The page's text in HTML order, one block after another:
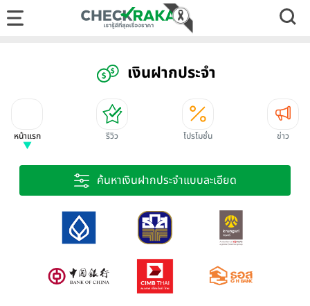
เงินฝากประจำ
หน้าแรก รีวิว โปรโมชั่น ข่าว
ค้นหาเงินฝากประจำแบบละเอียด